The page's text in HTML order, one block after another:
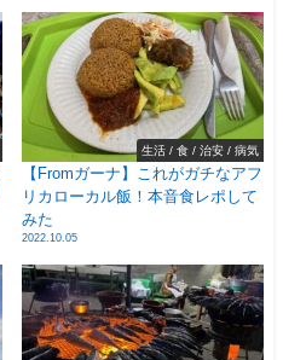
生活 / 食 / 治安 / 病気
【Fromガーナ】これがガチなアフ
リカローカル飯！本音食レポして
みた
2022.10.05